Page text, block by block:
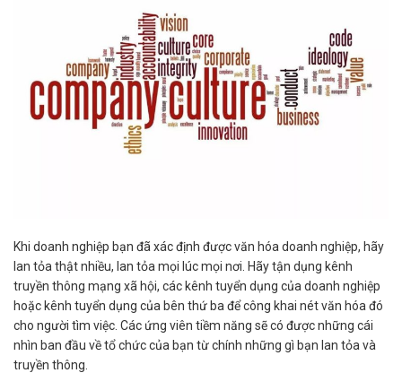
Khi doanh nghiệp bạn đã xác định được văn hóa doanh nghiệp, hãy
lan tỏa thật nhiều, lan tỏa mọi lúc mọi nơi. Hãy tận dụng kênh
truyền thông mạng xã hội, các kênh tuyển dụng của doanh nghiệp
hoặc kênh tuyển dụng của bên thứ ba để công khai nét văn hóa đó
cho người tìm việc. Các ứng viên tiềm năng sẽ có được những cái
nhìn ban đầu về tổ chức của bạn từ chính những gì bạn lan tỏa và
truyền thông.